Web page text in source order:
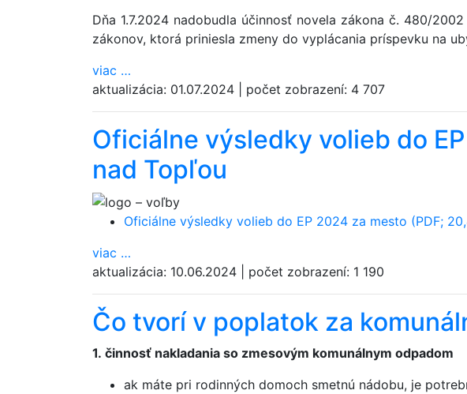
Dňa 1.7.2024 nadobudla účinnosť novela zákona č. 480/
zákonov, ktorá priniesla zmeny do vyplácania príspevku na
viac …
aktualizácia: 01.07.2024 počet zobrazení: 4 707
Oficiálne výsledky volieb do
nad Topľou
Oficiálne výsledky volieb do EP 2024 za mesto (PDF;
viac …
aktualizácia: 10.06.2024 počet zobrazení: 1 190
Čo tvorí v poplatok za
1. činnosť nakladania so zmesovým komunálnym odpadom
ak máte pri rodinných domoch smetnú nádobu, je